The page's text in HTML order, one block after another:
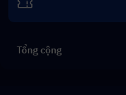
Tổng cộng